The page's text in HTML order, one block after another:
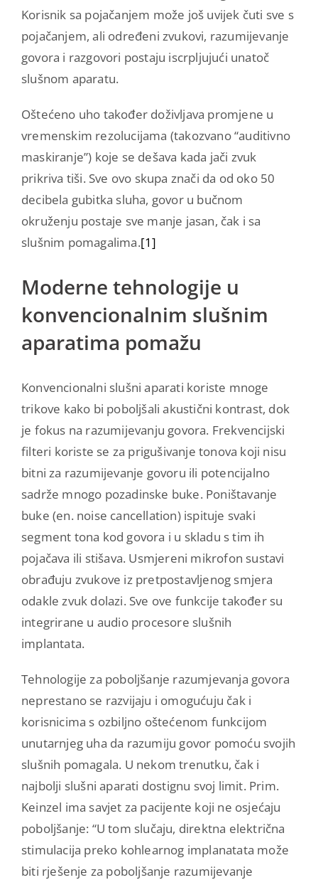
Korisnik sa pojačanjem može još uvijek čuti sve s
pojačanjem, ali određeni zvukovi, razumijevanje
govora i razgovori postaju iscrpljujući unatoč
slušnom aparatu.
Oštećeno uho također doživljava promjene u
vremenskim rezolucijama (takozvano “auditivno
maskiranje”) koje se dešava kada jači zvuk
prikriva tiši. Sve ovo skupa znači da od oko 50
decibela gubitka sluha, govor u bučnom
okruženju postaje sve manje jasan, čak i sa
slušnim pomagalima.[1]
Moderne tehnologije u
konvencionalnim slušnim
aparatima pomažu
Konvencionalni slušni aparati koriste mnoge
trikove kako bi poboljšali akustični kontrast, dok
je fokus na razumijevanju govora. Frekvencijski
filteri koriste se za prigušivanje tonova koji nisu
bitni za razumijevanje govoru ili potencijalno
sadrže mnogo pozadinske buke. Poništavanje
buke (en. noise cancellation) ispituje svaki
segment tona kod govora i u skladu s tim ih
pojačava ili stišava. Usmjereni mikrofon sustavi
obrađuju zvukove iz pretpostavljenog smjera
odakle zvuk dolazi. Sve ove funkcije također su
integrirane u audio procesore slušnih
implantata.
Tehnologije za poboljšanje razumjevanja govora
neprestano se razvijaju i omogućuju čak i
korisnicima s ozbiljno oštećenom funkcijom
unutarnjeg uha da razumiju govor pomoću svojih
slušnih pomagala. U nekom trenutku, čak i
najbolji slušni aparati dostignu svoj limit. Prim.
Keinzel ima savjet za pacijente koji ne osjećaju
poboljšanje: “U tom slučaju, direktna električna
stimulacija preko kohlearnog implanatata može
biti rješenje za poboljšanje razumijevanje